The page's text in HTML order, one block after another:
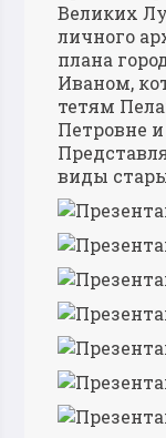
Великих
личного
плана
Иваном,
тетям
Петровне
виды